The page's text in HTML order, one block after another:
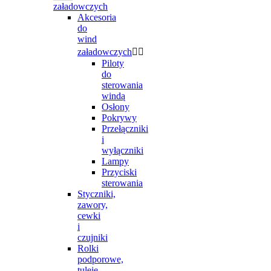
załadowczych
Akcesoria
do
wind
załadowczych 
Piloty
do
sterowania
windą
Osłony
Pokrywy
Przełączniki
i
wyłączniki
Lampy
Przyciski
sterowania
Styczniki,
zawory,
cewki
i
czujniki
Rolki
podporowe,